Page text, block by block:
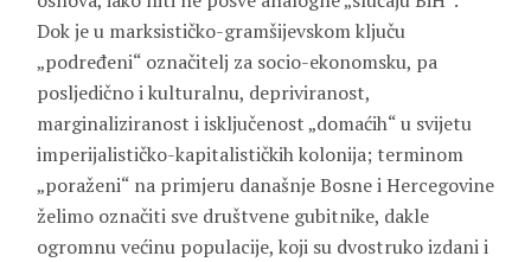
Dok je u marksističko-gramšijevskom ključu
„podređeni“ označitelj za socio-ekonomsku, pa
posljedično i kulturalnu, depriviranost,
marginaliziranost i isključenost „domaćih“ u svijetu
imperijalističko-kapitalističkih kolonija; terminom
„poraženi“ na primjeru današnje Bosne i Hercegovine
želimo označiti sve društvene gubitnike, dakle
ogromnu većinu populacije, koji su dvostruko izdani i